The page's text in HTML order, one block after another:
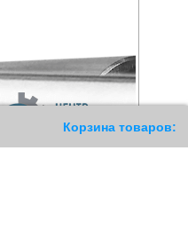
Корзина товаров: